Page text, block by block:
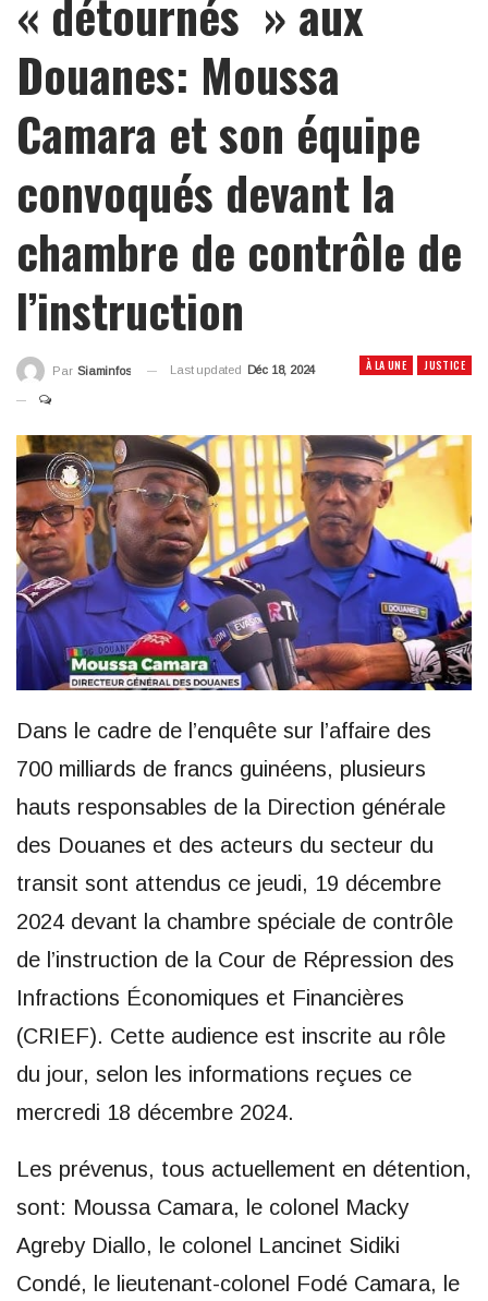
« détournés » aux
Douanes: Moussa
Camara et son équipe
convoqués devant la
chambre de contrôle de
l’instruction
À LA UNE JUSTICE
Par Siaminfos Last updated Déc 18, 2024
Dans le cadre de l’enquête sur l’affaire des
700 milliards de francs guinéens, plusieurs
hauts responsables de la Direction générale
des Douanes et des acteurs du secteur du
transit sont attendus ce jeudi, 19 décembre
2024 devant la chambre spéciale de contrôle
de l’instruction de la Cour de Répression des
Infractions Économiques et Financières
(CRIEF). Cette audience est inscrite au rôle
du jour, selon les informations reçues ce
mercredi 18 décembre 2024.
Les prévenus, tous actuellement en détention,
sont: Moussa Camara, le colonel Macky
Agreby Diallo, le colonel Lancinet Sidiki
Condé, le lieutenant-colonel Fodé Camara, le